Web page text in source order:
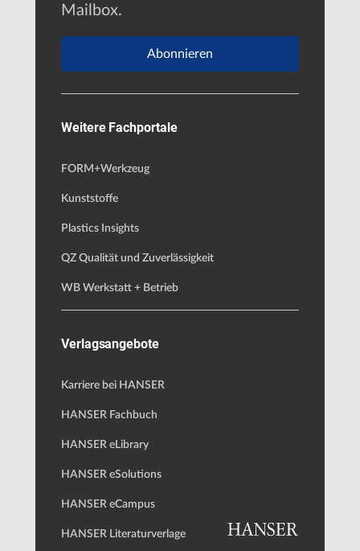
Mailbox.
Abonnieren
Weitere Fachportale
FORM+Werkzeug
Kunststoffe
Plastics Insights
QZ Qualität und Zuverlässigkeit
WB Werkstatt + Betrieb
Verlagsangebote
Karriere bei HANSER
HANSER Fachbuch
HANSER eLibrary
HANSER eSolutions
HANSER eCampus
HANSER Literaturverlage